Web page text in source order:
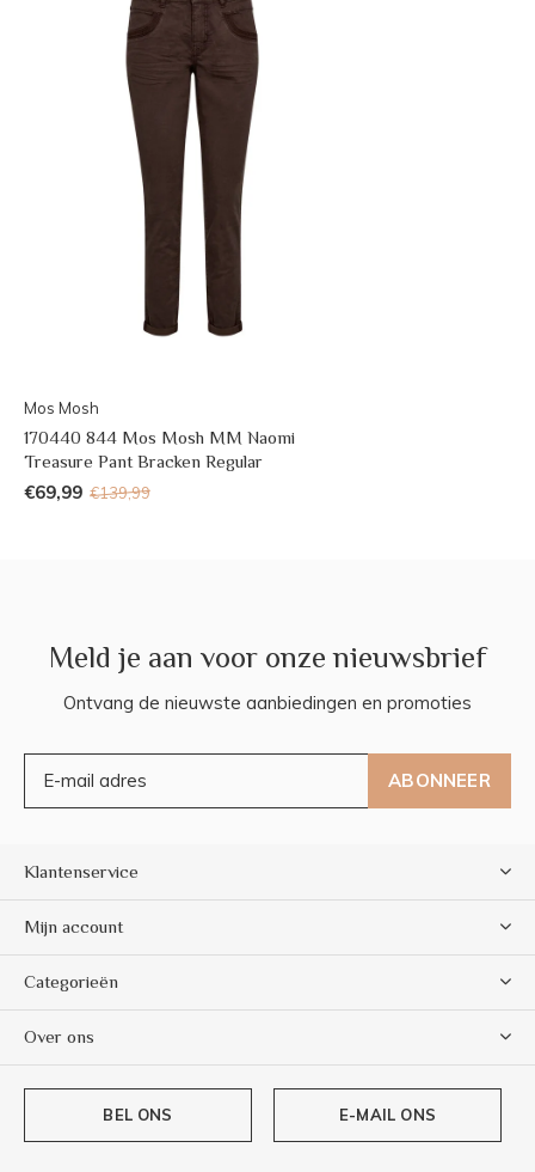
Mos Mosh
170440 844 Mos Mosh MM Naomi
Treasure Pant Bracken Regular
€69,99 €139,99
Meld je aan voor onze nieuwsbrief
Ontvang de nieuwste aanbiedingen en promoties
ABONNEER
Klantenservice
Mijn account
Categorieën
Over ons
BEL ONS E-MAIL ONS